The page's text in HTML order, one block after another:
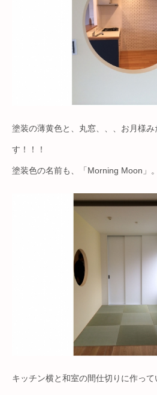
塗装の薄黄色と、丸窓、、、お月様
す！！！
塗装色の名前も、「Morning Moon」。
キッチン横と和室の間仕切りに作っ